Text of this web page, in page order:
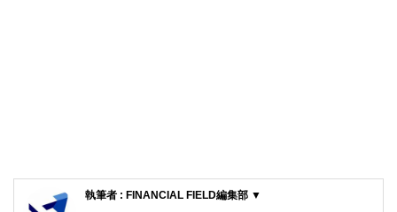
執筆者 : FINANCIAL FIELD編集部 ▼